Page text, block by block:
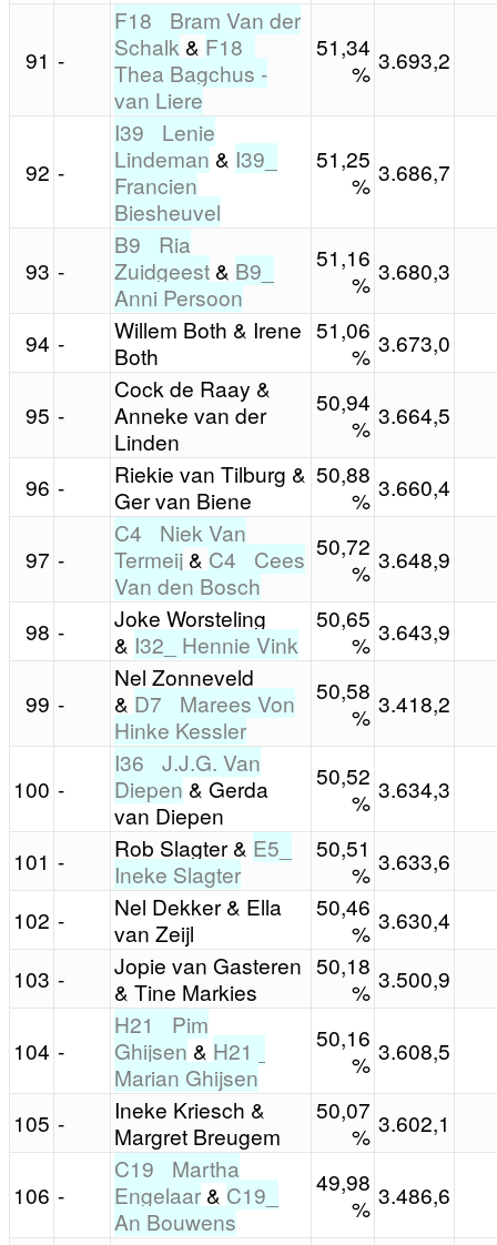
91 -
F18_ Bram Van der
Schalk & F18_
Thea Bagchus -
van Liere
51,34
% 3.693,2
92 -
I39_ Lenie
Lindeman & I39_
Francien
Biesheuvel
51,25
% 3.686,7
93 -
B9_ Ria
Zuidgeest & B9_
Anni Persoon
51,16
% 3.680,3
94 -
Willem Both & Irene
Both
51,06
% 3.673,0
95 -
Cock de Raay &
Anneke van der
Linden
50,94
% 3.664,5
96 -
Riekie van Tilburg &
Ger van Biene
50,88
% 3.660,4
97 -
C4_ Niek Van
Termeij & C4_ Cees
Van den Bosch
50,72
% 3.648,9
98 -
Joke Worsteling
& I32_ Hennie Vink
50,65
% 3.643,9
99 -
Nel Zonneveld
& D7_ Marees Von
Hinke Kessler
50,58
% 3.418,2
100 -
I36_ J.J.G. Van
Diepen & Gerda
van Diepen
50,52
% 3.634,3
101 - Rob Slagter & E5_
Ineke Slagter
50,51
% 3.633,6
102 -
Nel Dekker & Ella
van Zeijl
50,46
% 3.630,4
103 -
Jopie van Gasteren
& Tine Markies
50,18
% 3.500,9
104 -
H21_ Pim
Ghijsen & H21_
Marian Ghijsen
50,16
% 3.608,5
105 -
Ineke Kriesch &
Margret Breugem
50,07
% 3.602,1
106 -
C19_ Martha
Engelaar & C19_
An Bouwens
49,98
% 3.486,6